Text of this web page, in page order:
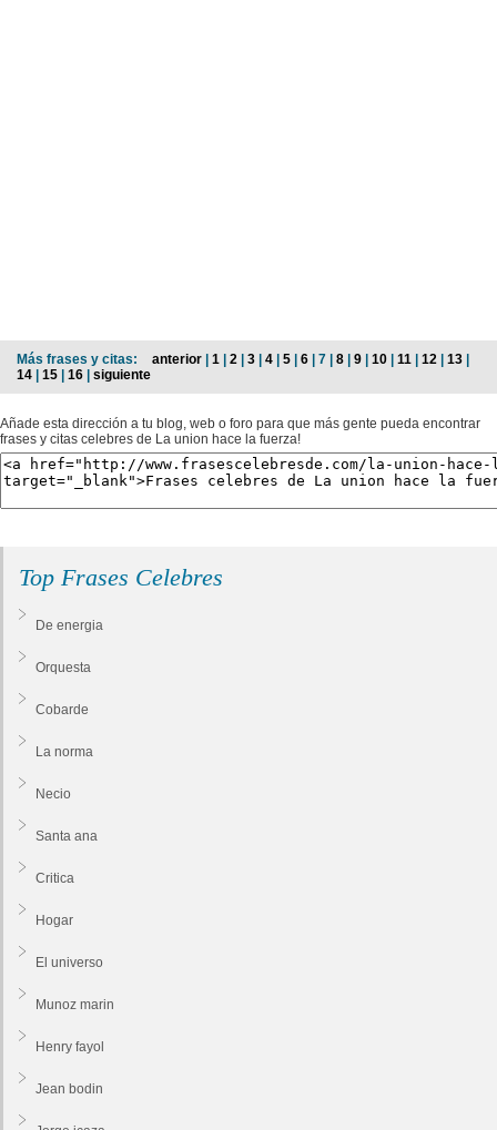
Más frases y citas: anterior | 1 | 2 | 3 | 4 | 5 | 6 | 7 | 8 | 9 | 10 | 11 | 12 | 13 |
14 | 15 | 16 | siguiente
Añade esta dirección a tu blog, web o foro para que más gente pueda encontrar
frases y citas celebres de La union hace la fuerza!
Top Frases Celebres
De energia
Orquesta
Cobarde
La norma
Necio
Santa ana
Critica
Hogar
El universo
Munoz marin
Henry fayol
Jean bodin